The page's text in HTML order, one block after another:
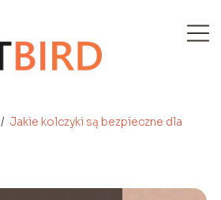
/ Jakie kolczyki są bezpieczne dla